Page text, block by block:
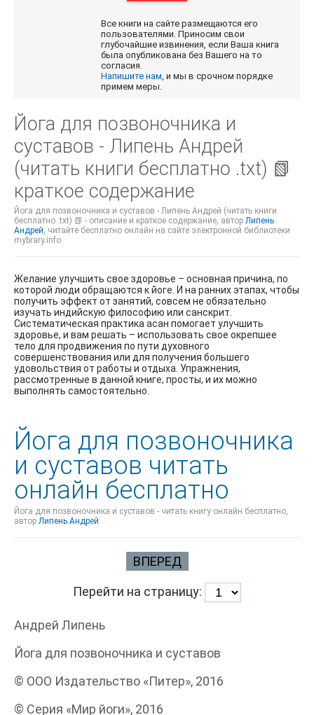
Все книги на сайте размещаются его
пользователями. Приносим свои
глубочайшие извинения, если Ваша книга
была опубликована без Вашего на то
согласия.
Напишите нам, и мы в срочном порядке
примем меры.
Йога для позвоночника и
суставов - Липень Андрей
(читать книги бесплатно .txt) 📗
краткое содержание
Йога для позвоночника и суставов - Липень Андрей (читать книги
бесплатно .txt) 📗 - описание и краткое содержание, автор Липень
Андрей, читайте бесплатно онлайн на сайте электронной библиотеки
mybrary.info
Желание улучшить свое здоровье – основная причина, по
которой люди обращаются к йоге. И на ранних этапах, чтобы
получить эффект от занятий, совсем не обязательно
изучать индийскую философию или санскрит.
Систематическая практика асан помогает улучшить
здоровье, и вам решать – использовать свое окрепшее
тело для продвижения по пути духовного
совершенствования или для получения большего
удовольствия от работы и отдыха. Упражнения,
рассмотренные в данной книге, просты, и их можно
выполнять самостоятельно.
Йога для позвоночника
и суставов читать
онлайн бесплатно
Йога для позвоночника и суставов - читать книгу онлайн бесплатно,
автор Липень Андрей
ВПЕРЕД
Перейти на страницу:
Андрей Липень
Йога для позвоночника и суставов
© ООО Издательство «Питер», 2016
© Серия «Мир йоги», 2016